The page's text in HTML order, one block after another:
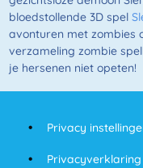
bloedstollende 3D spel
avonturen met zombies
verzameling zombie
je hersenen niet opeten!
Privacy
Privacyverklaring